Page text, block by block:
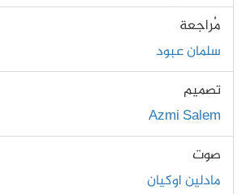
مُراجعة
سلمان عبود
تصميم
Azmi Salem
صوت
مادلين اوكيان